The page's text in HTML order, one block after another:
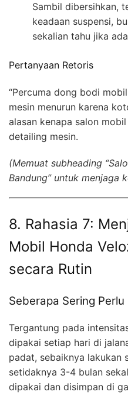
Sambil dibersihkan,
keadaan suspensi,
sekalian tahu jika
Pertanyaan Retoris
“Percuma dong bodi
mesin menurun karena
alasan kenapa salon
detailing mesin.
(Memuat subheading
Bandung” untuk menjaga
8. Rahasia 7:
Mobil Honda
secara Rutin
Seberapa Sering
Tergantung pada
dipakai setiap hari di
padat, sebaiknya lakukan
setidaknya 3-4 bulan
dipakai dan disimpan di